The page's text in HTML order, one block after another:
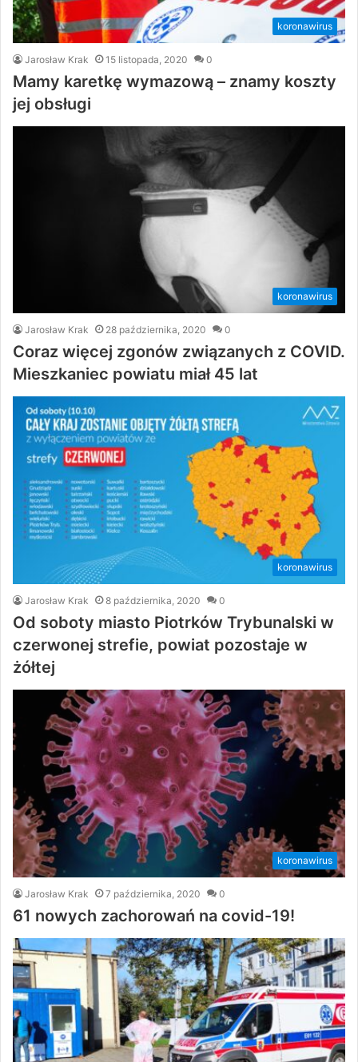
koronawirus
Jarosław Krak 15 listopada, 2020 0
Mamy karetkę wymazową – znamy koszty
jej obsługi
koronawirus
Jarosław Krak 28 października, 2020 0
Coraz więcej zgonów związanych z COVID.
Mieszkaniec powiatu miał 45 lat
koronawirus
Jarosław Krak 8 października, 2020 0
Od soboty miasto Piotrków Trybunalski w
czerwonej strefie, powiat pozostaje w
żółtej
koronawirus
Jarosław Krak 7 października, 2020 0
61 nowych zachorowań na covid-19!